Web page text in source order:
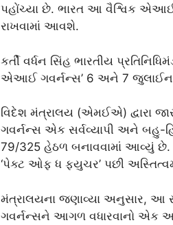
પહોંચ્યા છે. ભારત આ વૈશ્વિક એઆઈ
રાખવામાં આવશે.
કર્તી વર્ધન સિંહ ભારતીય
એઆઈ ગવર્નન્સ’ 6 અને 7 જુલાઈના
વિદેશ મંત્રાલય (એમઈએ) દ્વારા
ગવર્નન્સ એક સર્વવ્યાપી અને બહુ-
79/325 હેઠળ બનાવવામાં આવ્યું છે.
‘પેક્ટ ઓફ ધ ફ્યુચર’ પછી
મંત્રાલયના જણાવ્યા અનુસાર, આ
ગવર્નન્સને આગળ વધારવાનો એક